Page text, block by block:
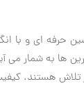
حرفه ای و با
ها به شمار می
تلاش هستند.